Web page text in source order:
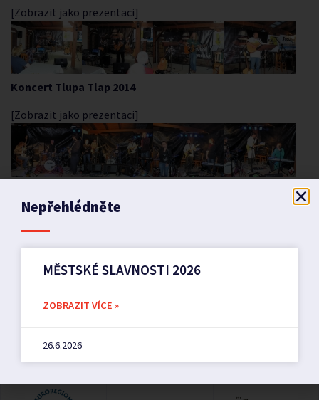
[Zobrazit jako prezentaci]
Koncert Tlupa Tlap 2014
[Zobrazit jako prezentaci]
VEŘEJNÁ VYHLÁŠKA
Nepřehlédněte
MĚSTSKÉ SLAVNOSTI 2026
ZOBRAZIT VÍCE »
26.6.2026